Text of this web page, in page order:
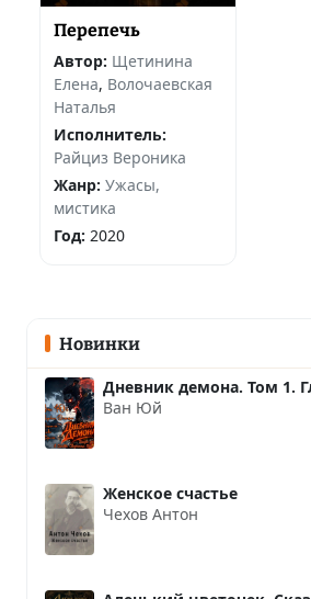
Перепечь
Автор: Щетинина
Елена, Волочаевская
Наталья
Исполнитель:
Райциз Вероника
Жанр: Ужасы,
мистика
Год: 2020
Новинки
Дневник демона. Том 1.
Ван Юй
Женское счастье
Чехов Антон